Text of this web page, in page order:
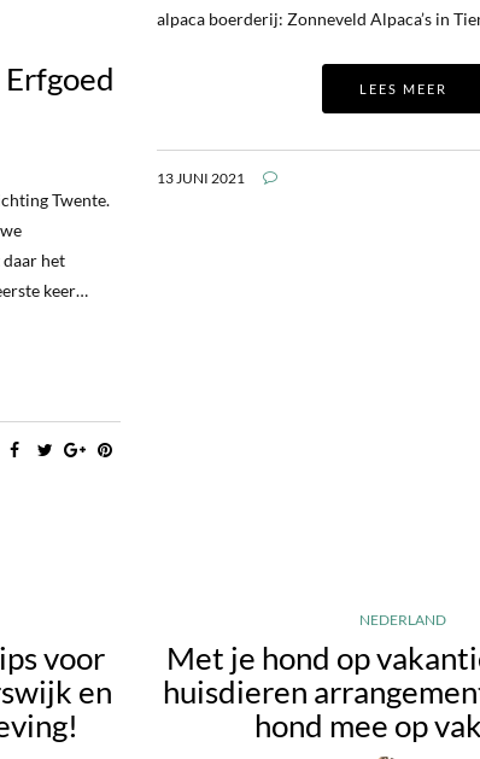
Twente.
daar het
keer…
alpaca boerderij: Zonneveld Alpaca’s in
LEES MEER
13 JUNI 2021
voor
en
NEDERLAND
Met je hond op
huisdieren
hond mee op